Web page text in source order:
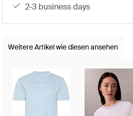
2-3 business days
Weitere Artikel wie diesen ansehen